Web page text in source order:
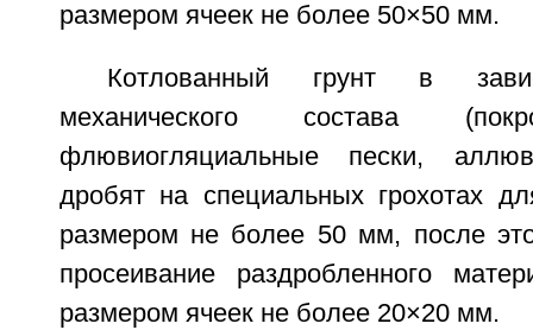
размером ячеек не более 50×50 мм.
Котлованный грунт в
механического состава
флювиогляциальные пески,
дробят на специальных грохотах
размером не более 50 мм, после
просеивание раздробленного
размером ячеек не более 20×20 мм.